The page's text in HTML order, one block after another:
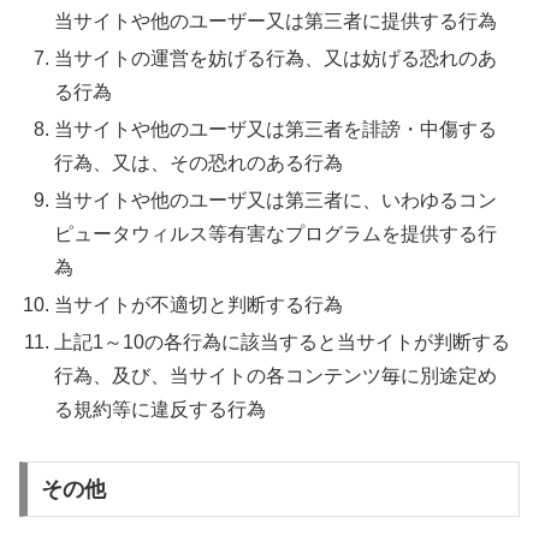
当サイトや他のユーザー又は第三者に提供する行為
当サイトの運営を妨げる行為、又は妨げる恐れのあ
る行為
当サイトや他のユーザ又は第三者を誹謗・中傷する
行為、又は、その恐れのある行為
当サイトや他のユーザ又は第三者に、いわゆるコン
ピュータウィルス等有害なプログラムを提供する行
為
当サイトが不適切と判断する行為
上記1～10の各行為に該当すると当サイトが判断する
行為、及び、当サイトの各コンテンツ毎に別途定め
る規約等に違反する行為
その他